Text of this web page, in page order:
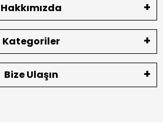
Hakkımızda
Kategoriler
Bize Ulaşın